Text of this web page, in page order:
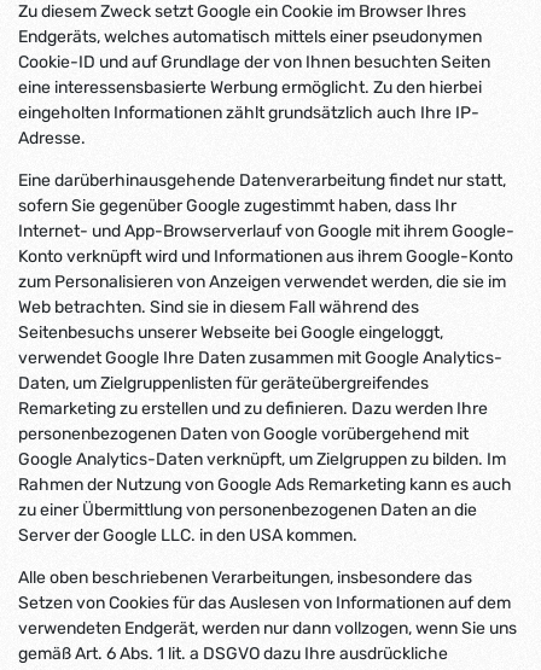
Zu diesem Zweck setzt Google ein Cookie im Browser Ihres
Endgeräts, welches automatisch mittels einer pseudonymen
Cookie-ID und auf Grundlage der von Ihnen besuchten Seiten
eine interessensbasierte Werbung ermöglicht. Zu den hierbei
eingeholten Informationen zählt grundsätzlich auch Ihre IP-
Adresse.
Eine darüberhinausgehende Datenverarbeitung findet nur statt,
sofern Sie gegenüber Google zugestimmt haben, dass Ihr
Internet- und App-Browserverlauf von Google mit ihrem Google-
Konto verknüpft wird und Informationen aus ihrem Google-Konto
zum Personalisieren von Anzeigen verwendet werden, die sie im
Web betrachten. Sind sie in diesem Fall während des
Seitenbesuchs unserer Webseite bei Google eingeloggt,
verwendet Google Ihre Daten zusammen mit Google Analytics-
Daten, um Zielgruppenlisten für geräteübergreifendes
Remarketing zu erstellen und zu definieren. Dazu werden Ihre
personenbezogenen Daten von Google vorübergehend mit
Google Analytics-Daten verknüpft, um Zielgruppen zu bilden. Im
Rahmen der Nutzung von Google Ads Remarketing kann es auch
zu einer Übermittlung von personenbezogenen Daten an die
Server der Google LLC. in den USA kommen.
Alle oben beschriebenen Verarbeitungen, insbesondere das
Setzen von Cookies für das Auslesen von Informationen auf dem
verwendeten Endgerät, werden nur dann vollzogen, wenn Sie uns
gemäß Art. 6 Abs. 1 lit. a DSGVO dazu Ihre ausdrückliche